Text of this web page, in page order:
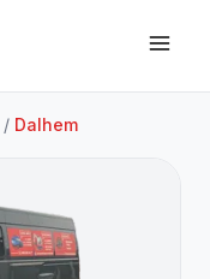
/ Dalhem